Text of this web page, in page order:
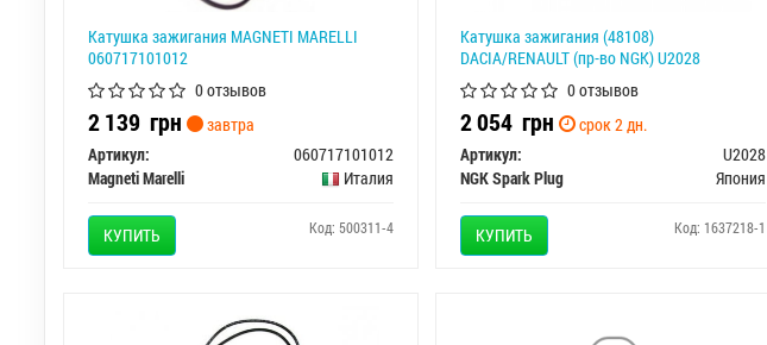
Катушка зажигания MAGNETI MARELLI
060717101012
0 отзывов
2 139 грн
завтра
Артикул:
060717101012
Magneti Marelli
Италия
КУПИТЬ Код: 500311-4
Катушка зажигания (48108)
DACIA/RENAULT (пр-во NGK) U2028
0 отзывов
2 054 грн
срок 2 дн.
Артикул:
U2028
NGK Spark Plug
Япония
КУПИТЬ Код: 1637218-1